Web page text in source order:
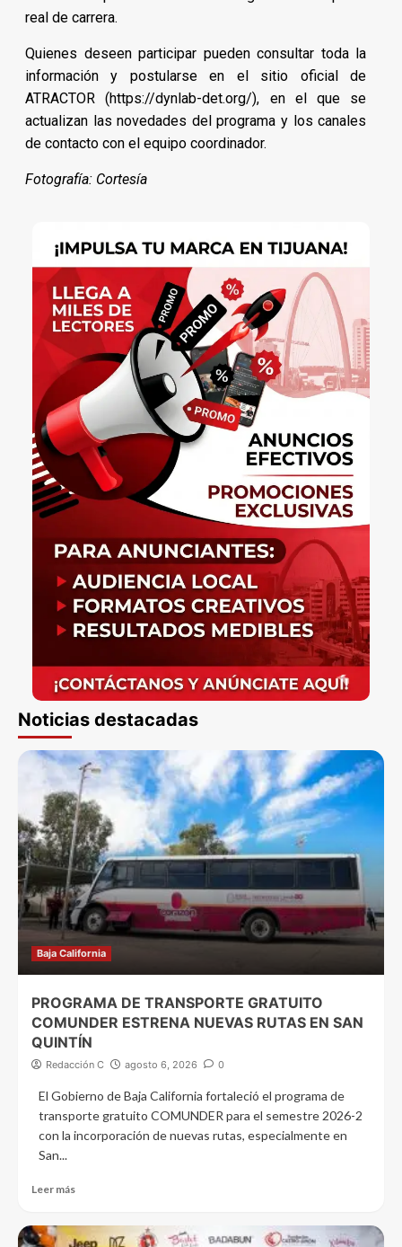
real de carrera.
Quienes deseen participar pueden consultar toda la
información y postularse en el sitio oficial de
ATRACTOR (https://dynlab-det.org/), en el que se
actualizan las novedades del programa y los canales
de contacto con el equipo coordinador.
Fotografía: Cortesía
Noticias destacadas
Baja California
PROGRAMA DE TRANSPORTE GRATUITO
COMUNDER ESTRENA NUEVAS RUTAS EN SAN
QUINTÍN
Redacción C agosto 6, 2026 0
El Gobierno de Baja California fortaleció el programa de
transporte gratuito COMUNDER para el semestre 2026-2
con la incorporación de nuevas rutas, especialmente en
San...
Leer más